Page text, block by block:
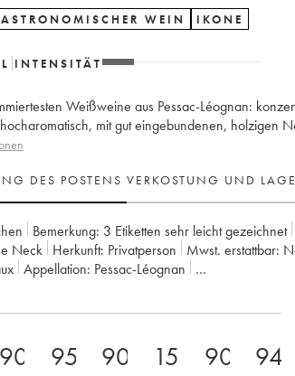
WEIN IKONE
L INTENSITÄT
Weißweine aus Pessac-Léognan:
mit gut eingebundenen, holzigen
DES POSTENS VERKOSTUNG UND
Bemerkung: 3 Etiketten sehr leicht gezeichnet
Neck Herkunft: privatperson Mwst. erstattbar:
Appellation: Pessac-Léognan
Montagne et Bernard Magrez
90 95 90 15 90 94